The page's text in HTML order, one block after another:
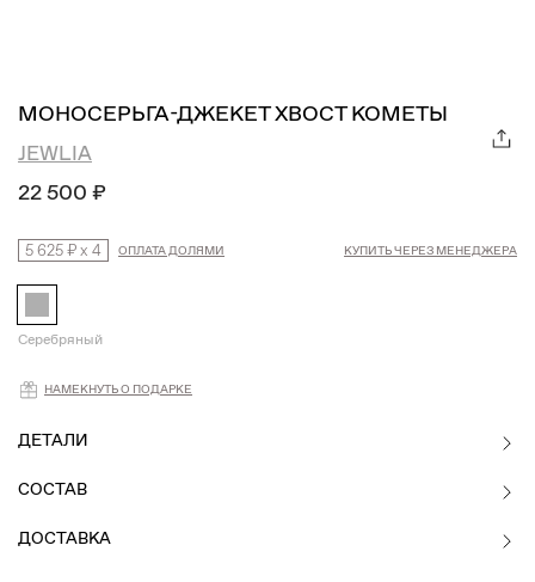
МОНОСЕРЬГА-ДЖЕКЕТ ХВОСТ КОМЕТЫ
JEWLIA
22 500 ₽
5 625 ₽x 4 ОПЛАТА ДОЛЯМИ КУПИТЬ ЧЕРЕЗ МЕНЕДЖЕРА
Серебряный
Намекнуть о подарке
НАМЕКНУТЬ О ПОДАРКЕ
ДЕТАЛИ
СОСТАВ
ДОСТАВКА